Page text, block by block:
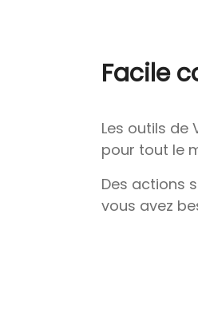
Facile
Les outils de
pour tout le
Des actions
vous avez